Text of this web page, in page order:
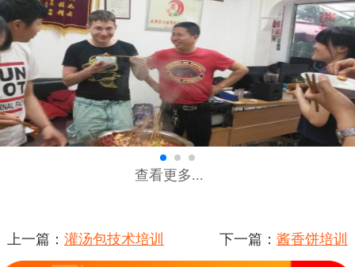
查看更多...
上一篇： 灌汤包技术培训 下一篇： 酱香饼培训